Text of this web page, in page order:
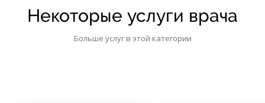
Некоторые услуги врача
Больше услуг в этой категории